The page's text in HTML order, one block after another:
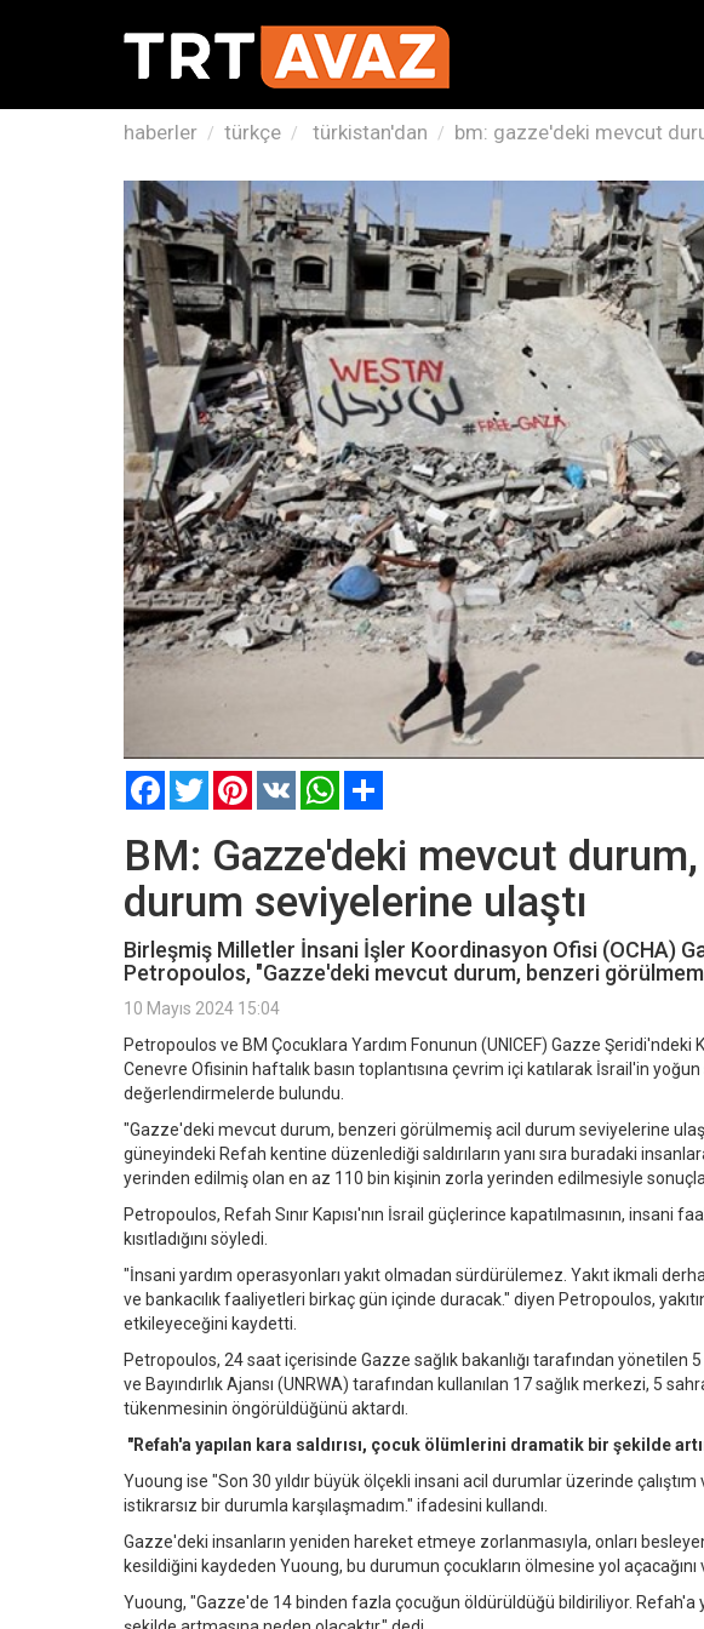
haberler türkçe türkistan'dan bm: gazze'deki mevcut
FacebookTwitterPinterest
VK WhatsApp
BM: Gazze'deki mevcut
durum seviyelerine ulaştı
Birleşmiş Milletler İnsani İşler Koordinasyon Ofisi (OCHA)
Petropoulos, "Gazze'deki mevcut durum, benzeri
10 Mayıs 2024 15:04
Petropoulos ve BM Çocuklara Yardım Fonunun (UNICEF) Gazze
Cenevre Ofisinin haftalık basın toplantısına çevrim içi katılarak İsrail'in
değerlendirmelerde bulundu.
"Gazze'deki mevcut durum, benzeri görülmemiş acil durum seviyelerine
güneyindeki Refah kentine düzenlediği saldırıların yanı sıra buradaki
yerinden edilmiş olan en az 110 bin kişinin zorla yerinden edilmesiyle
Petropoulos, Refah Sınır Kapısı'nın İsrail güçlerince kapatılmasının,
kısıtladığını söyledi.
"İnsani yardım operasyonları yakıt olmadan sürdürülemez. Yakıt ikmali
ve bankacılık faaliyetleri birkaç gün içinde duracak." diyen Petropoulos,
etkileyeceğini kaydetti.
Petropoulos, 24 saat içerisinde Gazze sağlık bakanlığı tarafından yönetilen
ve Bayındırlık Ajansı (UNRWA) tarafından kullanılan 17 sağlık merkezi, 5
tükenmesinin öngörüldüğünü aktardı.
"Refah'a yapılan kara saldırısı, çocuk ölümlerini dramatik bir şekilde
Yuoung ise "Son 30 yıldır büyük ölçekli insani acil durumlar üzerinde çalıştım
istikrarsız bir durumla karşılaşmadım." ifadesini kullandı.
Gazze'deki insanların yeniden hareket etmeye zorlanmasıyla, onları
kesildiğini kaydeden Yuoung, bu durumun çocukların ölmesine yol
Yuoung, "Gazze'de 14 binden fazla çocuğun öldürüldüğü bildiriliyor. Refah'a